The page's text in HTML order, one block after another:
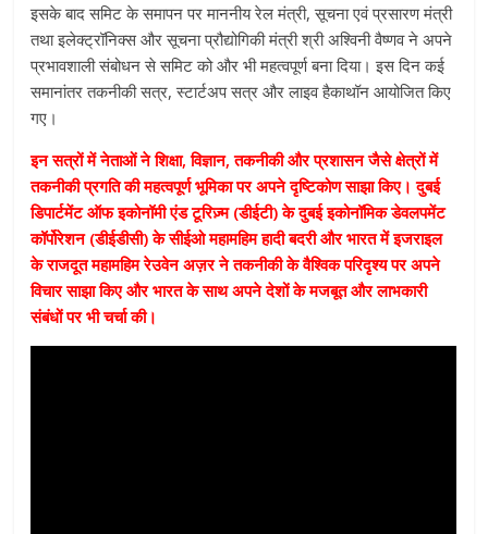
इसके बाद समिट के समापन पर माननीय रेल मंत्री, सूचना एवं प्रसारण मंत्री
तथा इलेक्ट्रॉनिक्स और सूचना प्रौद्योगिकी मंत्री श्री अश्विनी वैष्णव ने अपने
प्रभावशाली संबोधन से समिट को और भी महत्वपूर्ण बना दिया। इस दिन कई
समानांतर तकनीकी सत्र, स्टार्टअप सत्र और लाइव हैकाथॉन आयोजित किए
गए।
इन सत्रों में नेताओं ने शिक्षा, विज्ञान, तकनीकी और प्रशासन जैसे क्षेत्रों में
तकनीकी प्रगति की महत्वपूर्ण भूमिका पर अपने दृष्टिकोण साझा किए। दुबई
डिपार्टमेंट ऑफ इकोनॉमी एंड टूरिज़्म (डीईटी) के दुबई इकोनॉमिक डेवलपमेंट
कॉर्पोरेशन (डीईडीसी) के सीईओ महामहिम हादी बदरी और भारत में इजराइल
के राजदूत महामहिम रेउवेन अज़र ने तकनीकी के वैश्विक परिदृश्य पर अपने
विचार साझा किए और भारत के साथ अपने देशों के मजबूत और लाभकारी
संबंधों पर भी चर्चा की।